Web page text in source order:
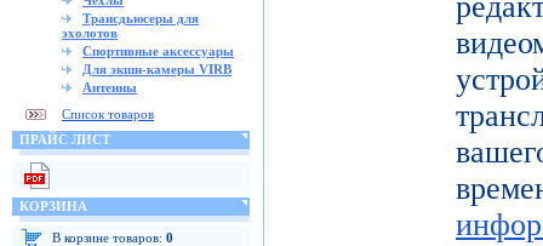
Трансдьюсеры для
эхолотов
Спортивные аксессуары
Для экшн-камеры VIRB
Антенны
Список товаров
ПРАЙС ЛИСТ
КОРЗИНА
В корзине товаров: 0